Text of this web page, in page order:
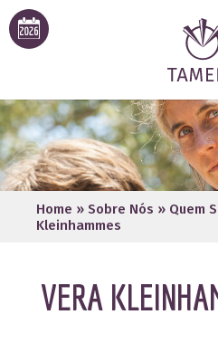
Home » Sobre Nós » Quem
Kleinhammes
VERA